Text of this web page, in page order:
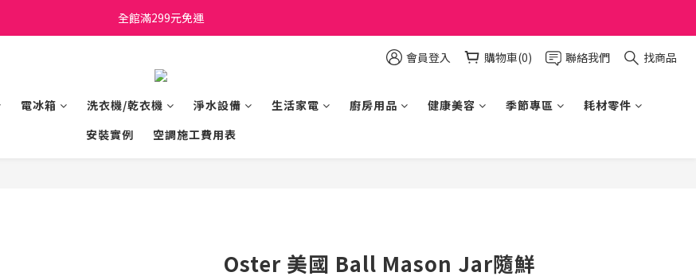
日立家電、國際牌 原廠管制價格 私訊優惠價
全館滿299元免運
會員登入 購物車(0) 聯絡我們 找商品
電冰箱 洗衣機/乾衣機 淨水設備 生活家電 廚房用品 健康美容 季節專區
耗材零件
安裝實例
空調施工費用表
Oster 美國 Ball Mason Jar隨鮮